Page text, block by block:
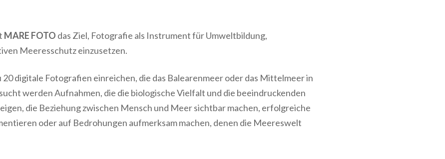
MARE FOTO das Ziel, Fotografie als Instrument für Umweltbildung,
Meeresschutz einzusetzen.
20 digitale Fotografien einreichen, die das Balearenmeer oder das Mittelmeer in
werden Aufnahmen, die die biologische Vielfalt und die beeindruckenden
die Beziehung zwischen Mensch und Meer sichtbar machen, erfolgreiche
oder auf Bedrohungen aufmerksam machen, denen die Meereswelt